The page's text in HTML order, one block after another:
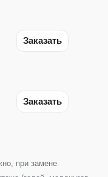
Заказать
Заказать
при замене